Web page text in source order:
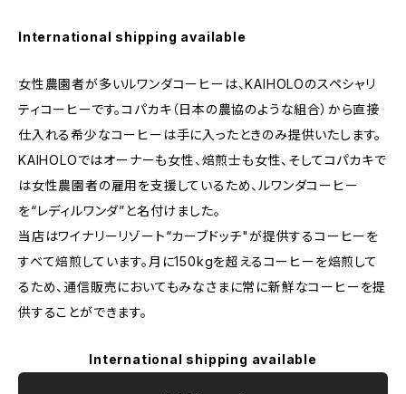
International shipping available
女性農園者が多いルワンダコーヒーは、KAIHOLOのスペシャリ
ティコーヒーです。コパカキ（日本の農協のような組合）から直接
仕入れる希少なコーヒーは手に入ったときのみ提供いたします。
KAIHOLOではオーナーも女性、焙煎士も女性、そしてコパカキで
は女性農園者の雇用を支援しているため、ルワンダコーヒー
を“レディルワンダ”と名付けました。
当店はワイナリーリゾート“カーブドッチ"が提供するコーヒーを
すべて焙煎しています。月に150kgを超えるコーヒーを焙煎して
るため、通信販売においてもみなさまに常に新鮮なコーヒーを提
供することができます。
International shipping available